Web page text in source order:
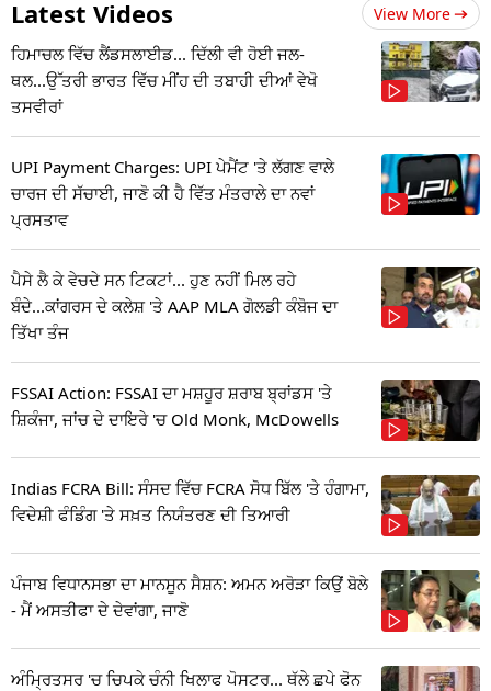
Latest Videos View More
ਹਿਮਾਚਲ ਵਿੱਚ ਲੈਂਡਸਲਾਈਡ... ਦਿੱਲੀ ਵੀ ਹੋਈ ਜਲ-
ਥਲ...ਉੱਤਰੀ ਭਾਰਤ ਵਿੱਚ ਮੀਂਹ ਦੀ ਤਬਾਹੀ ਦੀਆਂ ਵੇਖੋ
ਤਸਵੀਰਾਂ
UPI Payment Charges: UPI ਪੇਮੈਂਟ 'ਤੇ ਲੱਗਣ ਵਾਲੇ
ਚਾਰਜ ਦੀ ਸੱਚਾਈ, ਜਾਣੋ ਕੀ ਹੈ ਵਿੱਤ ਮੰਤਰਾਲੇ ਦਾ ਨਵਾਂ
ਪ੍ਰਸਤਾਵ
ਪੈਸੇ ਲੈ ਕੇ ਵੇਚਦੇ ਸਨ ਟਿਕਟਾਂ... ਹੁਣ ਨਹੀਂ ਮਿਲ ਰਹੇ
ਬੰਦੇ...ਕਾਂਗਰਸ ਦੇ ਕਲੇਸ਼ 'ਤੇ AAP MLA ਗੋਲਡੀ ਕੰਬੋਜ ਦਾ
ਤਿੱਖਾ ਤੰਜ
FSSAI Action: FSSAI ਦਾ ਮਸ਼ਹੂਰ ਸ਼ਰਾਬ ਬ੍ਰਾਂਡਸ 'ਤੇ
ਸ਼ਿਕੰਜਾ, ਜਾਂਚ ਦੇ ਦਾਇਰੇ 'ਚ Old Monk, McDowells
Indias FCRA Bill: ਸੰਸਦ ਵਿੱਚ FCRA ਸੋਧ ਬਿੱਲ 'ਤੇ ਹੰਗਾਮਾ,
ਵਿਦੇਸ਼ੀ ਫੰਡਿੰਗ 'ਤੇ ਸਖ਼ਤ ਨਿਯੰਤਰਣ ਦੀ ਤਿਆਰੀ
ਪੰਜਾਬ ਵਿਧਾਨਸਭਾ ਦਾ ਮਾਨਸੂਨ ਸੈਸ਼ਨ: ਅਮਨ ਅਰੋੜਾ ਕਿਉਂ ਬੋਲੇ
- ਮੈਂ ਅਸਤੀਫਾ ਦੇ ਦੇਵਾਂਗਾ, ਜਾਣੋ
ਅੰਮ੍ਰਿਤਸਰ 'ਚ ਚਿਪਕੇ ਚੰਨੀ ਖਿਲਾਫ ਪੋਸਟਰ... ਥੱਲੇ ਛਪੇ ਫੋਨ